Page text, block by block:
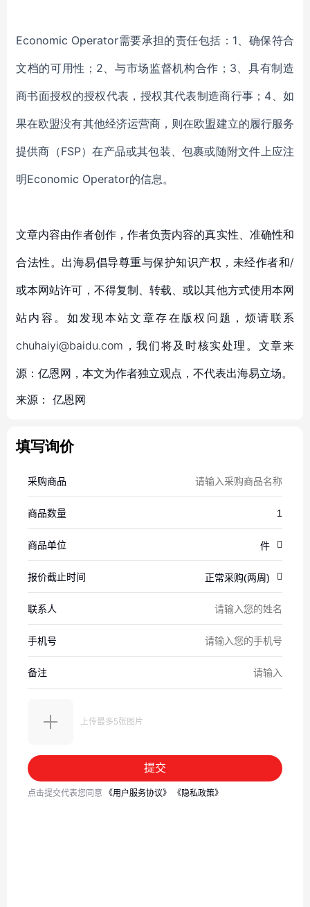
Economic Operator需要承担的责任包括：1、确保符合
文档的可用性；2、与市场监督机构合作；3、具有制造
商书面授权的授权代表，授权其代表制造商行事；4、如
果在欧盟没有其他经济运营商，则在欧盟建立的履行服务
提供商（FSP）在产品或其包装、包裹或随附文件上应注
明Economic Operator的信息。
文章内容由作者创作，作者负责内容的真实性、准确性和
合法性。出海易倡导尊重与保护知识产权，未经作者和/
或本网站许可，不得复制、转载、或以其他方式使用本网
站内容。如发现本站文章存在版权问题，烦请联系
chuhaiyi@baidu.com，我们将及时核实处理。文章来
源：亿恩网，本文为作者独立观点，不代表出海易立场。
来源： 亿恩网
填写询价